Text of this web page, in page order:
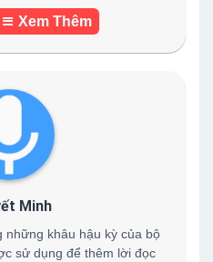
Xem Thêm
Minh
những khâu hậu kỳ của bộ
sử dụng để thêm lời đọc